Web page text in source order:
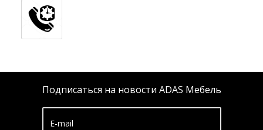
Подписаться на новости ADAS Мебель
E-mail